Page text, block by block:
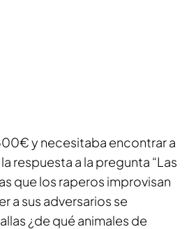
y necesitaba encontrar a
respuesta a la pregunta “Las
que los raperos improvisan
a sus adversarios se
¿de qué animales de